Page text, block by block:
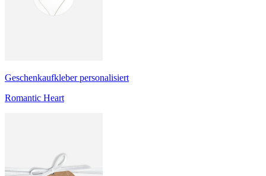
Geschenkaufkleber personalisiert
Romantic Heart